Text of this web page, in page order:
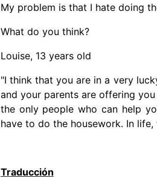
My problem is that I hate doing
What do you think?
Louise, 13 years old
"I think that you are in a very
and your parents are offering
the only people who can help
have to do the housework. In
Traducción